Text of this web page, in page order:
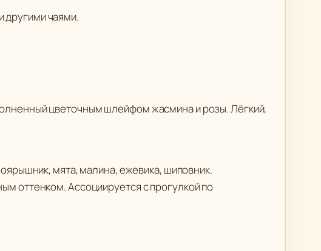
другими чаями.
цветочным шлейфом жасмина и розы. Лёгкий,
мята, малина, ежевика, шиповник.
оттенком. Ассоциируется с прогулкой по